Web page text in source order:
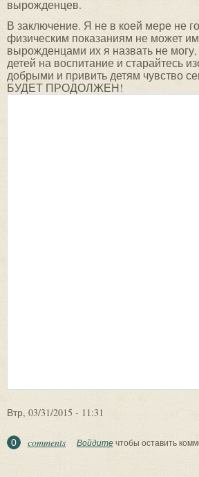
вырожденцев.
В заключение. Я не в коей мере не
физическим показаниям не может
вырожденцами их я назвать не могу,
детей на воспитание и старайтесь
добрыми и привить детям чувство
БУДЕТ ПРОДОЛЖЕН!
Втр, 03/31/2015 - 11:31
0 comments Войдитечтобы оставить